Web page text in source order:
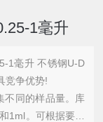
1毫升
1毫升 不锈钢U-D
竞争优势!
不同的样品量。库
1ml。可根据要求